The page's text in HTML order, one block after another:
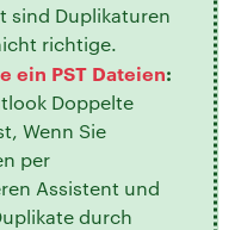
sind Duplikaturen
richtige.
ein PST Dateien:
Doppelte
Wenn Sie
per
Assistent und
durch